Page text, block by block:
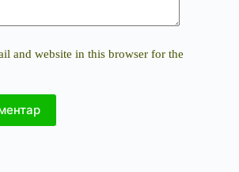
and website in this browser for the